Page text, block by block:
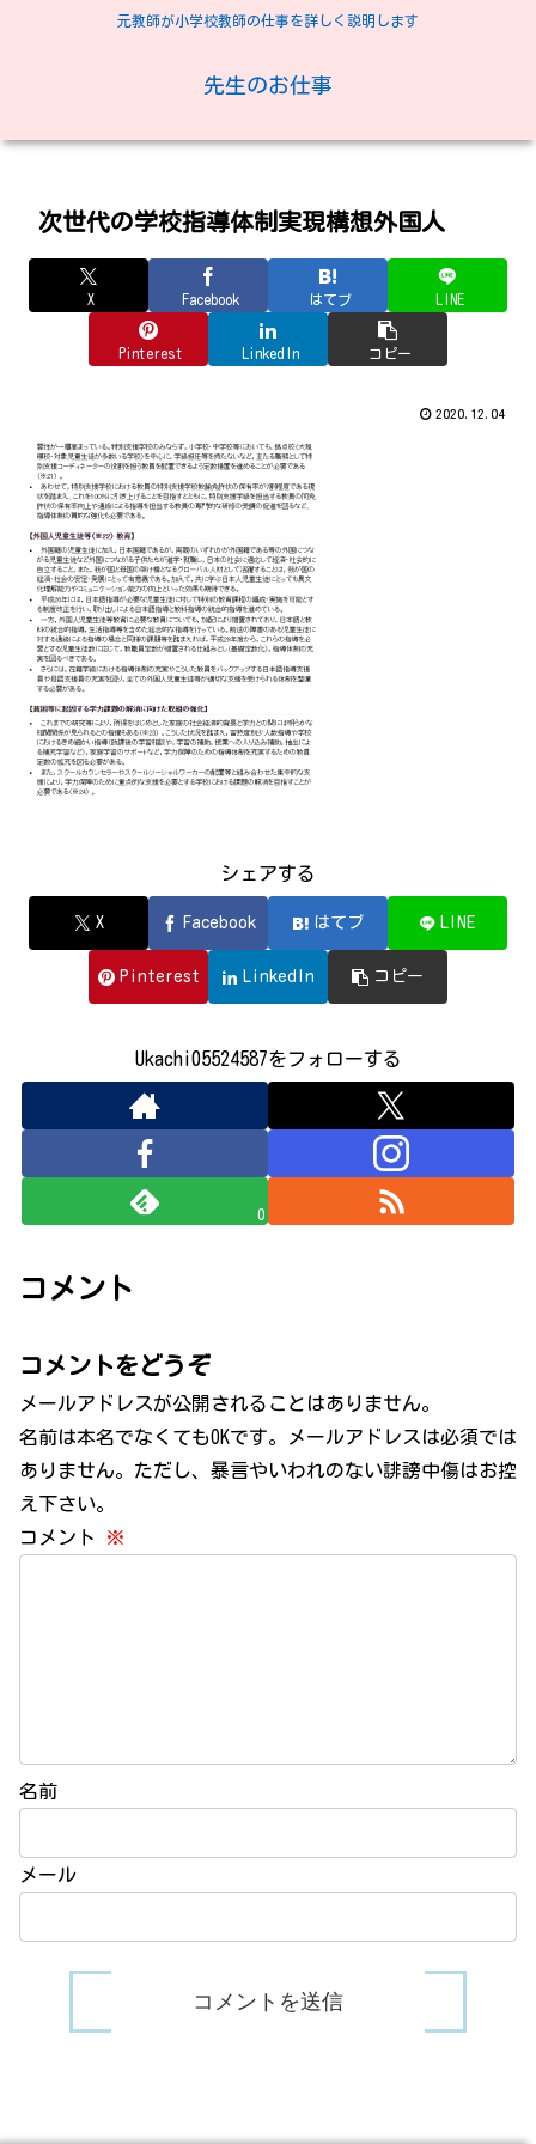
元教師が小学校教師の仕事を詳しく説明します
先生のお仕事
次世代の学校指導体制実現構想外国人
X Facebook はてブ LINE
Pinterest LinkedIn コピー
2020.12.04
シェアする
X Facebook はてブ LINE
Pinterest LinkedIn コピー
Ukachi05524587をフォローする
0
コメント
コメントをどうぞ
メールアドレスが公開されることはありません。
名前は本名でなくてもOKです。メールアドレスは必須では
ありません。ただし、暴言やいわれのない誹謗中傷はお控
え下さい。
コメント
※
名前
メール